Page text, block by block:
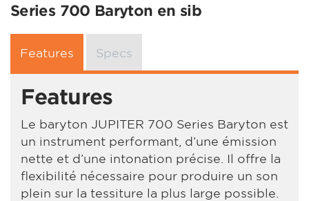
Series 700 Baryton en sib
Features Specs
Features
Le baryton JUPITER 700 Series Baryton est
un instrument performant, d’une émission
nette et d’une intonation précise. Il offre la
flexibilité nécessaire pour produire un son
plein sur la tessiture la plus large possible.